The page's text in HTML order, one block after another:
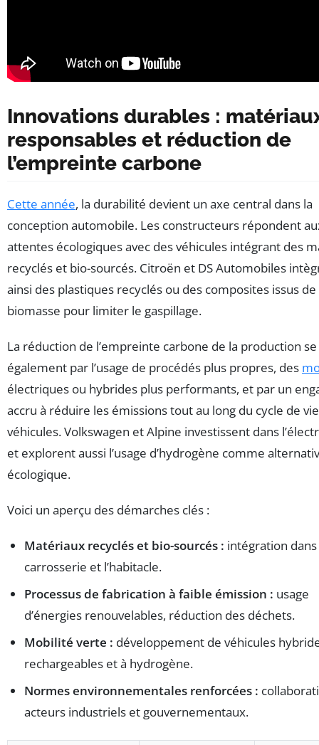
Innovations durables :
responsables et réduction de
l’empreinte carbone
Cette année, la durabilité devient un axe central dans la
conception automobile. Les constructeurs répondent
attentes écologiques avec des véhicules intégrant des
recyclés et bio-sourcés. Citroën et DS Automobiles
ainsi des plastiques recyclés ou des composites issus de
biomasse pour limiter le gaspillage.
La réduction de l’empreinte carbone de la production
également par l’usage de procédés plus propres, des
électriques ou hybrides plus performants, et par un
accru à réduire les émissions tout au long du cycle de
véhicules. Volkswagen et Alpine investissent dans
et explorent aussi l’usage d’hydrogène comme
écologique.
Voici un aperçu des démarches clés :
Matériaux recyclés et bio-sourcés : intégration dans
carrosserie et l’habitacle.
Processus de fabrication à faible émission : usage
d’énergies renouvelables, réduction des déchets.
Mobilité verte : développement de véhicules
rechargeables et à hydrogène.
Normes environnementales renforcées :
acteurs industriels et gouvernementaux.